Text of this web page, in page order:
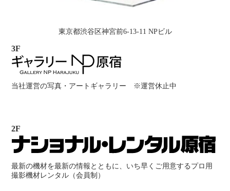
東京都渋谷区神宮前6-13-11 NPビル
3F
当社運営の写真・アートギャラリー ※運営休止中
2F
最新の機材を最新の情報とともに、いち早くご用意するプロ用
撮影機材レンタル（会員制）